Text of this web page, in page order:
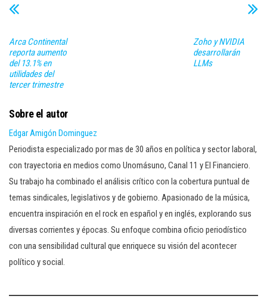
Arca Continental
reporta aumento
del 13.1% en
utilidades del
tercer trimestre
Zoho y NVIDIA
desarrollarán
LLMs
Sobre el autor
Edgar Amigón Dominguez
Periodista especializado por mas de 30 años en política y sector laboral,
con trayectoria en medios como Unomásuno, Canal 11 y El Financiero.
Su trabajo ha combinado el análisis crítico con la cobertura puntual de
temas sindicales, legislativos y de gobierno. Apasionado de la música,
encuentra inspiración en el rock en español y en inglés, explorando sus
diversas corrientes y épocas. Su enfoque combina oficio periodístico
con una sensibilidad cultural que enriquece su visión del acontecer
político y social.